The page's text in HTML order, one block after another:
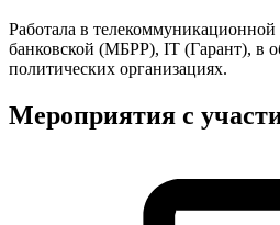
Работала в
банковской (МБРР), IT (Гарант), в
политических организациях.
Мероприятия с